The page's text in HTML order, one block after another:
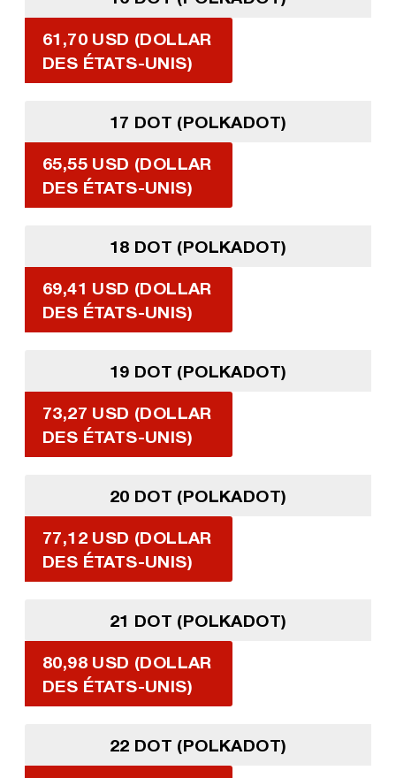
61,70 USD (DOLLAR
DES ÉTATS-UNIS)
17 DOT (POLKADOT)
65,55 USD (DOLLAR
DES ÉTATS-UNIS)
18 DOT (POLKADOT)
69,41 USD (DOLLAR
DES ÉTATS-UNIS)
19 DOT (POLKADOT)
73,27 USD (DOLLAR
DES ÉTATS-UNIS)
20 DOT (POLKADOT)
77,12 USD (DOLLAR
DES ÉTATS-UNIS)
21 DOT (POLKADOT)
80,98 USD (DOLLAR
DES ÉTATS-UNIS)
22 DOT (POLKADOT)